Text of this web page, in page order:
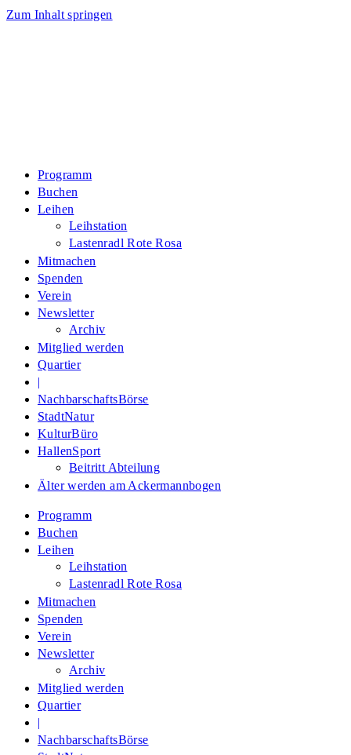
Zum Inhalt springen
Programm
Buchen
Leihen
Leihstation
Lastenradl Rote Rosa
Mitmachen
Spenden
Verein
Newsletter
Archiv
Mitglied werden
Quartier
|
NachbarschaftsBörse
StadtNatur
KulturBüro
HallenSport
Beitritt Abteilung
Älter werden am Ackermannbogen
Programm
Buchen
Leihen
Leihstation
Lastenradl Rote Rosa
Mitmachen
Spenden
Verein
Newsletter
Archiv
Mitglied werden
Quartier
|
NachbarschaftsBörse